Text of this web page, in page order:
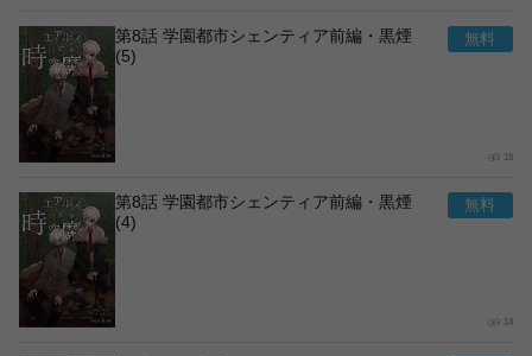
第8話 学園都市シェンティア前編・黒煙
(5)
15
第8話 学園都市シェンティア前編・黒煙
(4)
14